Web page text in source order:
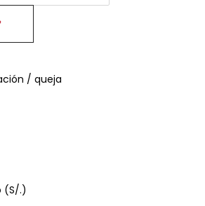
/ queja
(S/.)